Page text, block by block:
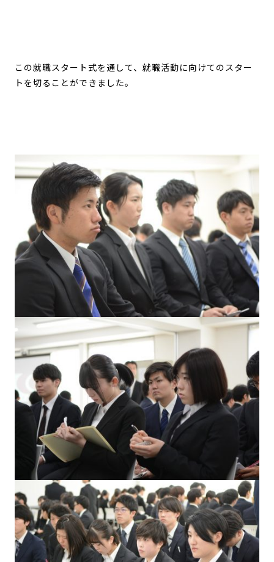
この就職スタート式を通して、就職活動に向けてのスター
トを切ることができました。